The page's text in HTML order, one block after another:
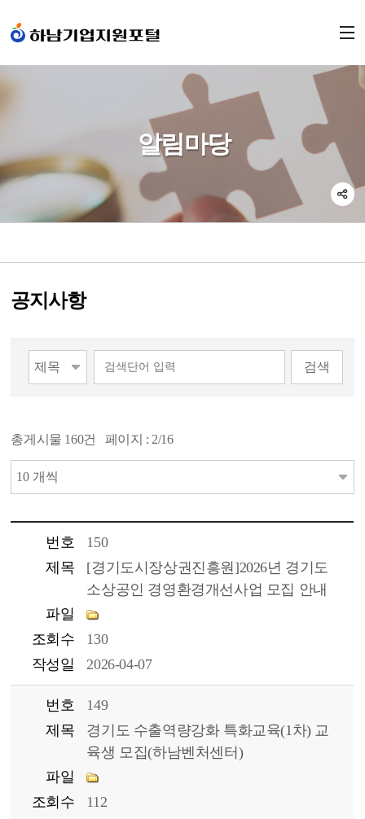
알림마당
공지사항
검색
총게시물 160건 페이지 : 2/16
번호
150
제목
[경기도시장상권진흥원]2026년 경기도
소상공인 경영환경개선사업 모집 안내
파일
조회수
130
작성일
2026-04-07
번호
149
제목
경기도 수출역량강화 특화교육(1차) 교
육생 모집(하남벤처센터)
파일
조회수
112